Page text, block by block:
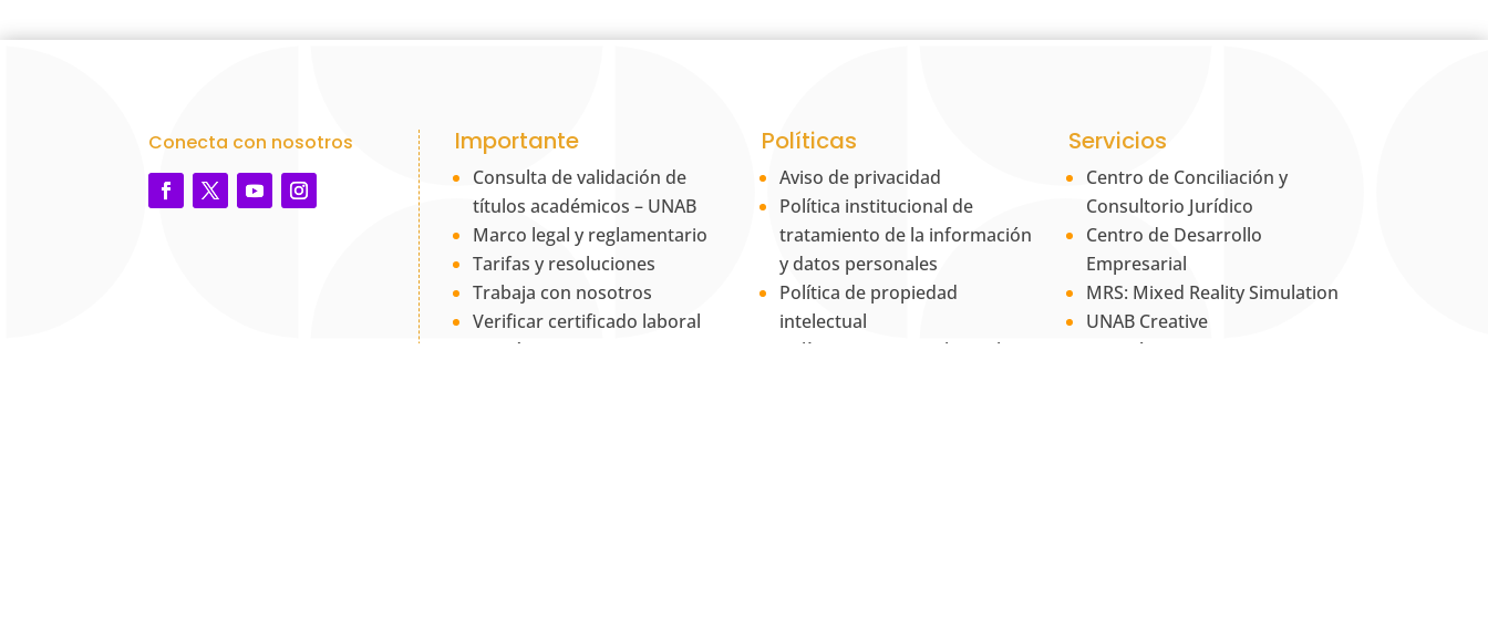
Conecta con nosotros Importante
Consulta de validación de
títulos académicos – UNAB
Marco legal y reglamentario
Tarifas y resoluciones
Trabaja con nosotros
Verificar certificado laboral
Contáctanos
Políticas
Aviso de privacidad
Política institucional de
tratamiento de la información
y datos personales
Política de propiedad
intelectual
Política Institucional para la
Servicios
Centro de Conciliación y
Consultorio Jurídico
Centro de Desarrollo
Empresarial
MRS: Mixed Reality Simulation
UNAB Creative
Estación 42